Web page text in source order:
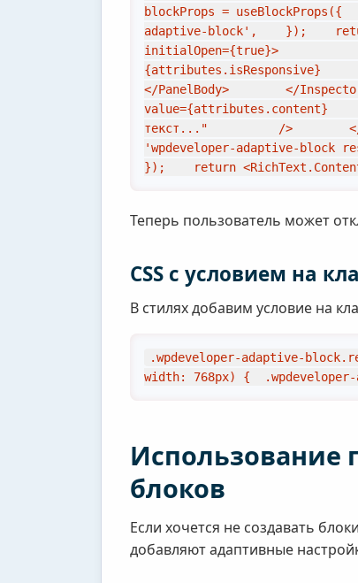
blockProps =
adaptive-block',    });
initialOpen={true}>
{attributes.isResponsive}
</PanelBody>        </
value={attributes.content}
текст..."          />        </
'wpdeveloper-adaptive-block
});    return
Теперь пользователь может
CSS с условием на
В стилях добавим условие на
.wpdeveloper-adaptive-
width: 768px) {
Использование
блоков
Если хочется не создавать
добавляют адаптивные